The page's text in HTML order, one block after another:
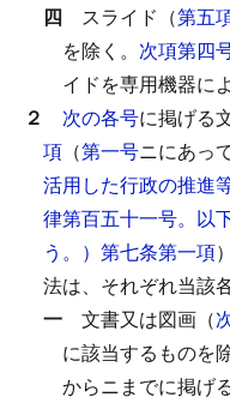
四 スライド（第五
を除く。 次項第四
イドを専用機器に
２ 次の各号に掲げる
項 （第一号ニにあっ
活用した行政の推進
律第百五十一号。以
う。）第七条第一項
法は、それぞれ当該
一 文書又は図画（
に該当するものを
からニまでに掲げ